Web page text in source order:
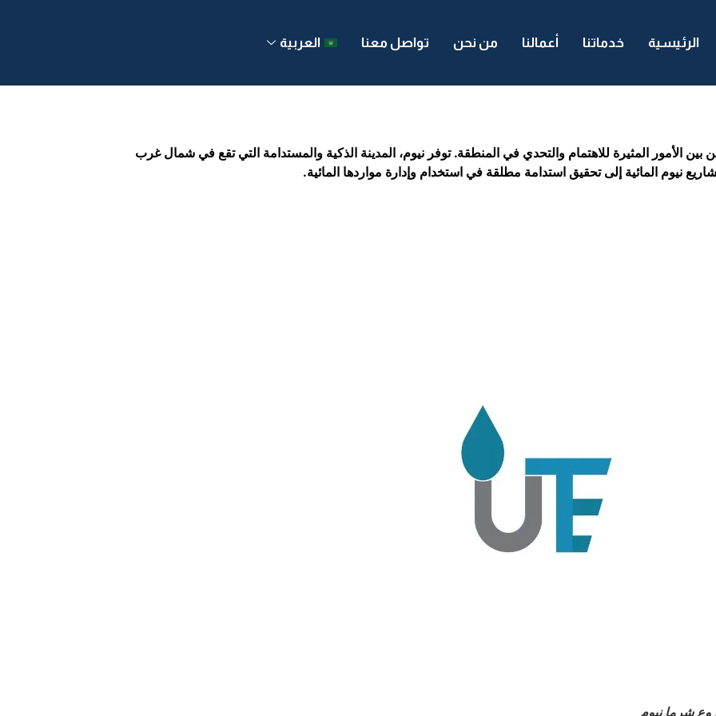
الرئيسية خدماتنا أعمالنا من نحن تواصل معنا العربية
الأمور المثيرة للاهتمام والتحدي في المنطقة. توفر نيوم، المدينة الذكية والمستدامة التي تقع في شمال غرب
نيوم المائية إلى تحقيق استدامة مطلقة في استخدام وإدارة مواردها المائية.
شرما نيوم